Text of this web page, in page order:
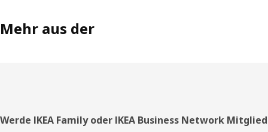
Mehr aus der
Fußzeile
Werde IKEA Family oder IKEA Business Network Mitglied